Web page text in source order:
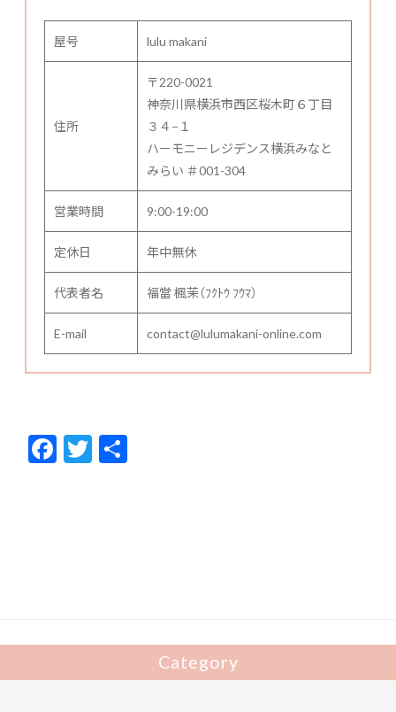
屋号 lulu makani
住所
〒220-0021
神奈川県横浜市西区桜木町６丁目
３４−１
ハーモニーレジデンス横浜みなと
みらい ＃001-304
営業時間 9:00-19:00
定休日 年中無休
代表者名 福當 楓茉（ﾌｸﾄｳ ﾌｳﾏ）
E-mail contact@lulumakani-online.com
F
ac
T
w
Category